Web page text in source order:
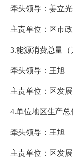
牵头领导：姜立光
主责单位：区市
3.能源消费总量（
牵头领导：王旭
主责单位：区发
4.单位地区生产
牵头领导：王旭
主责单位：区发